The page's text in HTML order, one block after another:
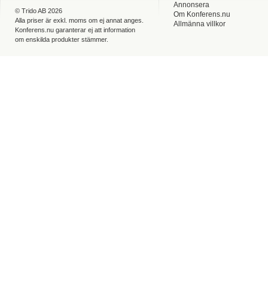
© Trido AB 2026
Alla priser är exkl. moms om ej annat anges.
Konferens.nu garanterar ej att information
om enskilda produkter stämmer.
Annonsera
Om Konferens.nu
Allmänna villkor